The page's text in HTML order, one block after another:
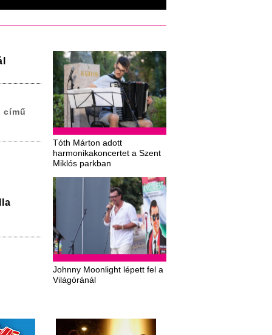
Tóth Márton adott
harmonikakoncertet a Szent
Miklós parkban
Johnny Moonlight lépett fel a
Világóránál
című